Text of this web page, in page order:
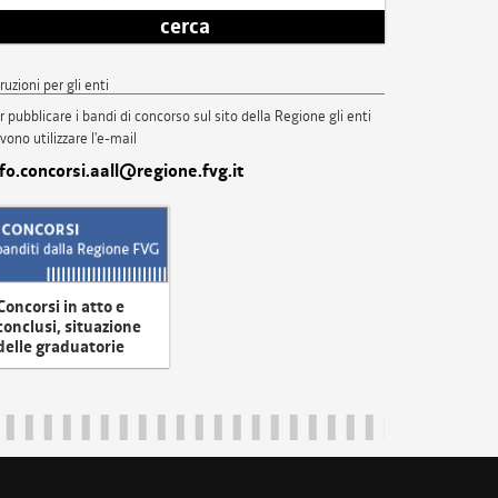
cerca
per gli enti
pubblicare i bandi di concorso sul sito della Regione gli enti
utilizzare l'e-mail
in atto e
situazione
graduatorie